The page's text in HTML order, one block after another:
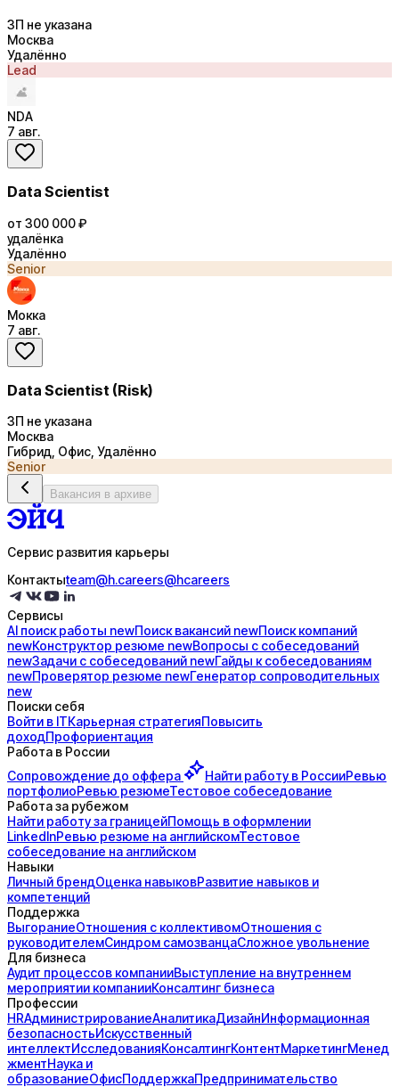
ЗП не указана
Москва
Удалённо
Lead
NDA
7 авг.
Data Scientist
от 300 000 ₽
удалёнка
Удалённо
Senior
Мокка
7 авг.
Data Scientist (Risk)
ЗП не указана
Москва
Гибрид, Офис, Удалённо
Senior
Вакансия в архиве
Сервис развития карьеры
Контактыteam@h.careers@hcareers
Сервисы
AI поискработы newПоисквакансий newПоисккомпаний
newКонструктор резюме newВопросы с собеседований
newЗадачи с собеседований newГайды ксобеседованиям
newПроверятор резюме newГенератор сопроводительных
new
Поиски себя
Войти в ITКарьерная стратегияПовысить
доходПрофориентация
Работа в России
Сопровождение до оффера Найти работу в РоссииРевью
портфолиоРевью резюмеТестовое собеседование
Работа за рубежом
Найти работу за границейПомощь в оформлении
LinkedInРевью резюме на английскомТестовое
собеседование на английском
Навыки
Личный брендОценка навыковРазвитие навыков и
компетенций
Поддержка
ВыгораниеОтношения с коллективомОтношения с
руководителемСиндром самозванцаСложное увольнение
Для бизнеса
Аудит процессов компанииВыступление на внутреннем
мероприятии компанииКонсалтинг бизнеса
Профессии
HRАдминистрированиеАналитикаДизайнИнформационная
безопасностьИскусственный
интеллектИсследованияКонсалтингКонтентМаркетингМенед
жментНаука и
образованиеОфисПоддержкаПредпринимательство